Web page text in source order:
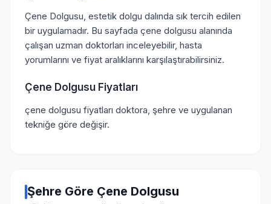
Çene Dolgusu, estetik dolgu dalında sık tercih edilen
bir uygulamadır. Bu sayfada çene dolgusu alanında
çalışan uzman doktorları inceleyebilir, hasta
yorumlarını ve fiyat aralıklarını karşılaştırabilirsiniz.
Çene Dolgusu Fiyatları
çene dolgusu fiyatları doktora, şehre ve uygulanan
tekniğe göre değişir.
Şehre Göre Çene Dolgusu